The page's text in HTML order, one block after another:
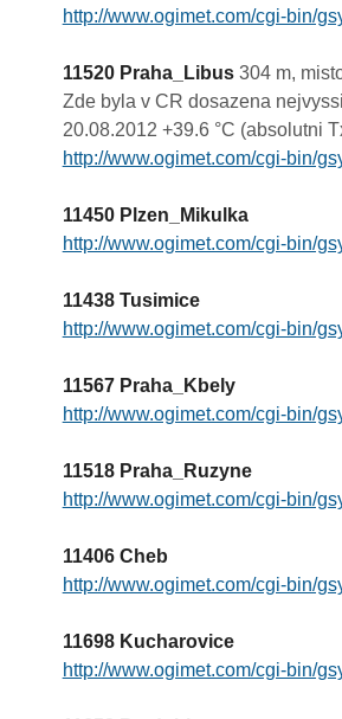
http://www.ogimet.com/cgi-bin/
11520 Praha_Libus304 m,
Zde byla v CR dosazena
20.08.2012 +39.6 °C (absolutni
http://www.ogimet.com/cgi-bin/
11450 Plzen_Mikulka
http://www.ogimet.com/cgi-bin/
11438 Tusimice
http://www.ogimet.com/cgi-bin/
11567 Praha_Kbely
http://www.ogimet.com/cgi-bin/
11518 Praha_Ruzyne
http://www.ogimet.com/cgi-bin/
11406 Cheb
http://www.ogimet.com/cgi-bin/
11698 Kucharovice
http://www.ogimet.com/cgi-bin/